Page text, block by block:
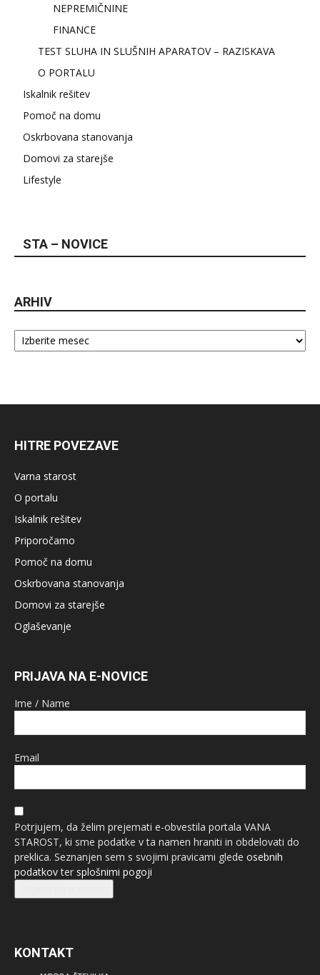
NEPREMIČNINE
FINANCE
TEST SLUHA IN SLUŠNIH APARATOV – RAZISKAVA
O PORTALU
Iskalnik rešitev
Pomoč na domu
Oskrbovana stanovanja
Domovi za starejše
Lifestyle
STA – NOVICE
ARHIV
Arhiv
HITRE POVEZAVE
Varna starost
O portalu
Iskalnik rešitev
Priporočamo
Pomoč na domu
Oskrbovana stanovanja
Domovi za starejše
Oglaševanje
PRIJAVA NA E-NOVICE
Ime / Name
Email
Potrjujem, da želim prejemati e-obvestila portala VANA
STAROST, ki sme podatke v ta namen hraniti in obdelovati do
preklica. Seznanjen sem s svojimi pravicami glede osebnih
podatkovter splošnimi pogoji
KONTAKT